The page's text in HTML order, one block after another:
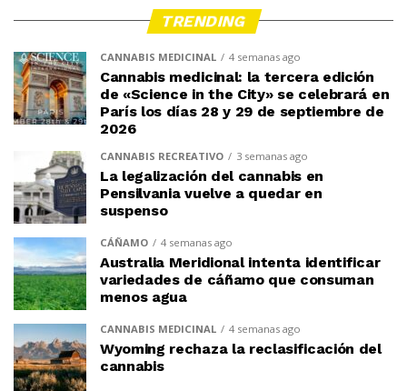
TRENDING
CANNABIS MEDICINAL 4 semanas ago
Cannabis medicinal: la tercera edición
de «Science in the City» se celebrará en
París los días 28 y 29 de septiembre de
2026
CANNABIS RECREATIVO 3 semanas ago
La legalización del cannabis en
Pensilvania vuelve a quedar en
suspenso
CÁÑAMO 4 semanas ago
Australia Meridional intenta identificar
variedades de cáñamo que consuman
menos agua
CANNABIS MEDICINAL 4 semanas ago
Wyoming rechaza la reclasificación del
cannabis